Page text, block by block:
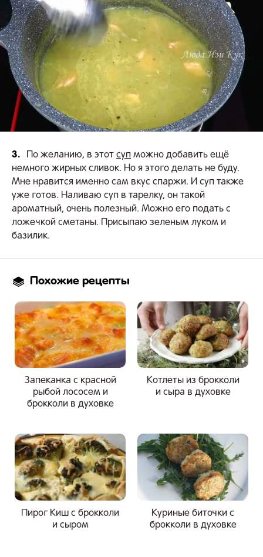
3. По желанию, в этот суп можно добавить ещё
немного жирных сливок. Но я этого делать не буду.
Мне нравится именно сам вкус спаржи. И суп также
уже готов. Наливаю суп в тарелку, он такой
ароматный, очень полезный. Можно его подать с
ложечкой сметаны. Присыпаю зеленым луком и
базилик.
Похожие рецепты
Запеканка с красной
рыбой лососем и
брокколи в духовке
Котлеты из брокколи
и сыра в духовке
Пирог Киш с брокколи
и сыром
Куриные биточки c
брокколи в духовке